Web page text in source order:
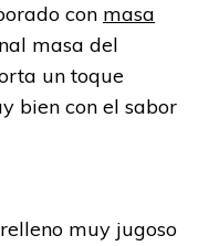
con masa
masa del
un toque
bien con el sabor
muy jugoso